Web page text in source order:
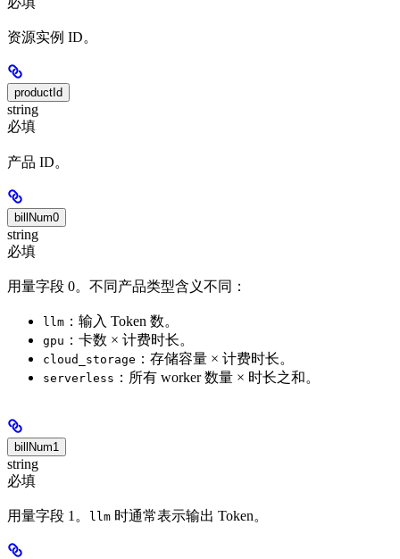
资源实例 ID。
productId
string
必填
产品 ID。
billNum0
string
必填
用量字段 0。不同产品类型含义不同：
llm ：输入 Token 数。
gpu ：卡数 × 计费时长。
cloud_storage ：存储容量 × 计费时长。
serverless ：所有 worker 数量 × 时长之和。
billNum1
string
必填
用量字段 1。 llm 时通常表示输出 Token。